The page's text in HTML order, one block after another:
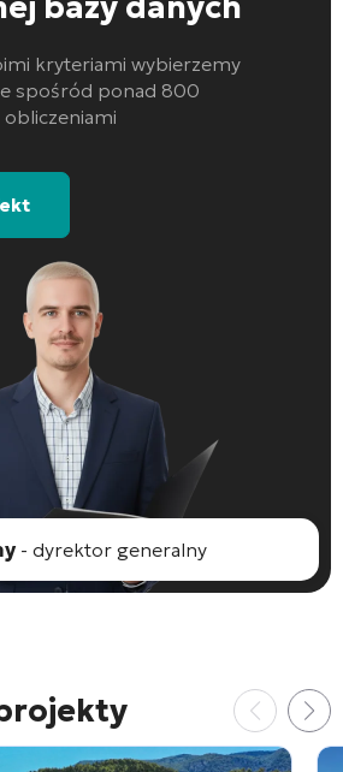
kryteriami wybierzemy
spośród ponad 800
- dyrektor generalny